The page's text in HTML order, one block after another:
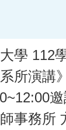
學 112
所演講
事務所